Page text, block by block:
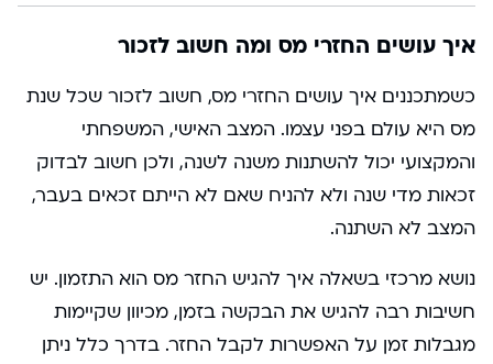
איך עושים החזרי מס ומה חשוב לזכור
כשמתכננים איך עושים החזרי מס, חשוב לזכור שכל שנת
מס היא עולם בפני עצמו. המצב האישי, המשפחתי
והמקצועי יכול להשתנות משנה לשנה, ולכן חשוב לבדוק
זכאות מדי שנה ולא להניח שאם לא הייתם זכאים בעבר,
המצב לא השתנה.
נושא מרכזי בשאלה איך להגיש החזר מס הוא התזמון. יש
חשיבות רבה להגיש את הבקשה בזמן, מכיוון שקיימות
מגבלות זמן על האפשרות לקבל החזר. בדרך כלל ניתן